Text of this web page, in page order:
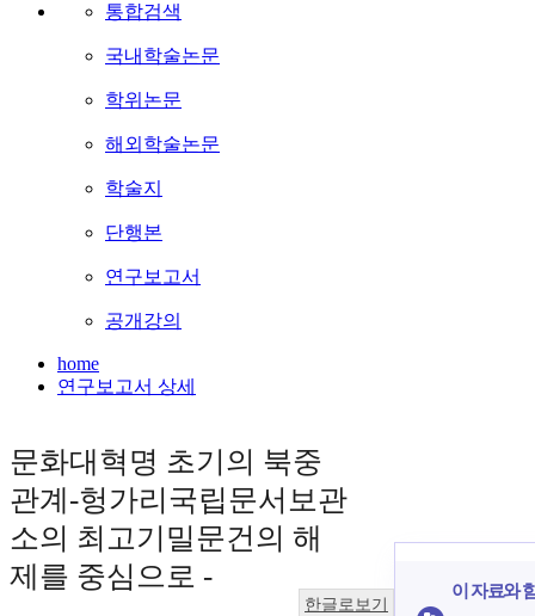
통합검색
국내학술논문
학위논문
해외학술논문
학술지
단행본
연구보고서
공개강의
home
연구보고서 상세
문화대혁명 초기의 북중
관계-헝가리국립문서보관
소의 최고기밀문건의 해
제를 중심으로 -
한글로보기
이 자료와